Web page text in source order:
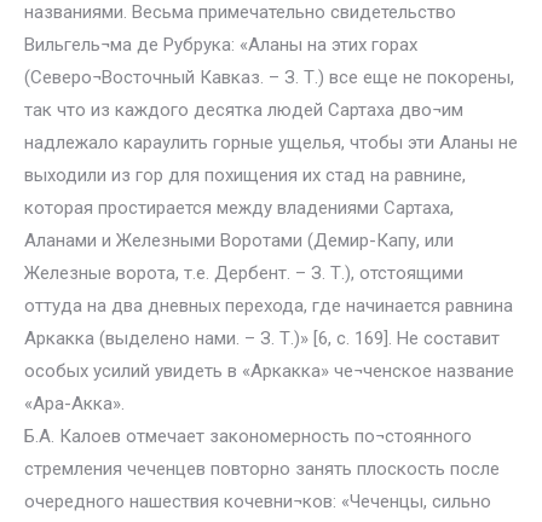
названиями. Весьма примечательно свидетельство
Вильгель¬ма де Рубрука: «Аланы на этих горах
(Северо¬Восточный Кавказ. – З. Т.) все еще не покорены,
так что из каждого десятка людей Сартаха дво¬им
надлежало караулить горные ущелья, чтобы эти Аланы не
выходили из гор для похищения их стад на равнине,
которая простирается между владениями Сартаха,
Аланами и Железными Воротами (Демир-Капу, или
Железные ворота, т.е. Дербент. – З. Т.), отстоящими
оттуда на два дневных перехода, где начинается равнина
Аркакка (выделено нами. – З. Т.)» [6, с. 169]. Не составит
особых усилий увидеть в «Аркакка» че¬ченское название
«Ара-Акка».
Б.А. Калоев отмечает закономерность по¬стоянного
стремления чеченцев повторно занять плоскость после
очередного нашествия кочевни¬ков: «Чеченцы, сильно